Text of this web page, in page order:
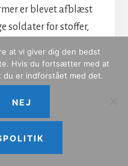
er blevet afblæst
soldater for stoffer,
aftale om forbud
år efter denne
at vi giver dig den bedst
Hvis du fortsætter med at
er indforstået med det.
NEJ